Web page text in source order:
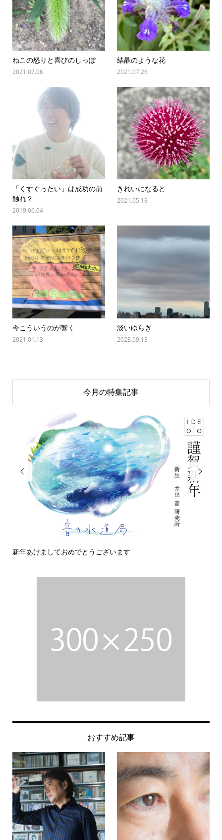
ねこの怒りと喜びのしっぽ
2021.07.06
結晶のような花
2021.07.26
「くすぐったい」は成功の前
触れ？
2019.06.04
きれいになると
2021.05.18
今こういうのが響く
2021.01.13
淡いゆらぎ
2023.09.13
今月の特集記事

今日の侵入者

おすすめ記事